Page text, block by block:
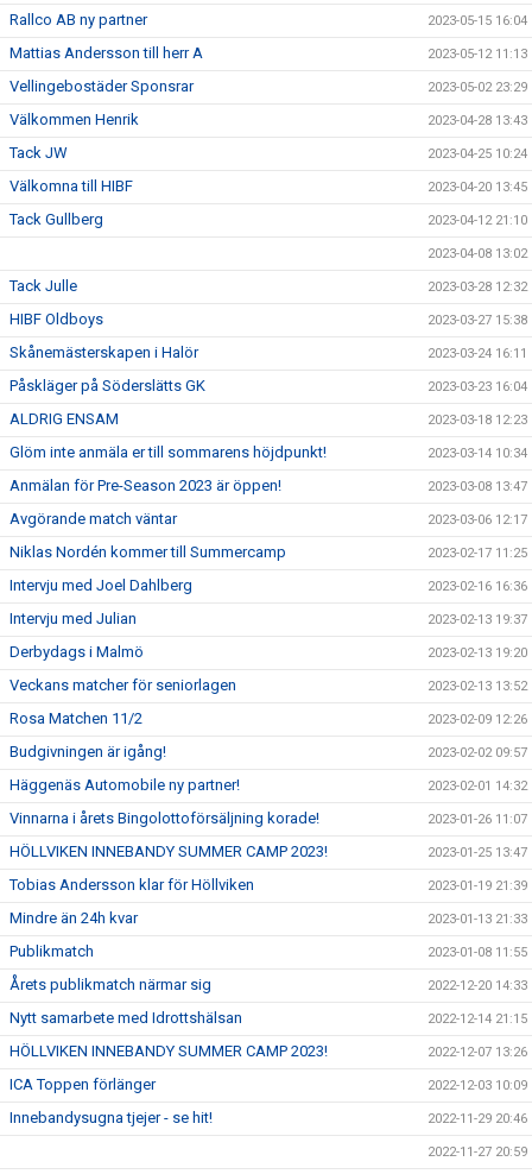
Rallco AB ny partner 2023-05-15 16:04
Mattias Andersson till herr A 2023-05-12 11:13
Vellingebostäder Sponsrar 2023-05-02 23:29
Välkommen Henrik 2023-04-28 13:43
Tack JW 2023-04-25 10:24
Välkomna till HIBF 2023-04-20 13:45
Tack Gullberg 2023-04-12 21:10
2023-04-08 13:02
Tack Julle 2023-03-28 12:32
HIBF Oldboys 2023-03-27 15:38
Skånemästerskapen i Halör 2023-03-24 16:11
Påskläger på Söderslätts GK 2023-03-23 16:04
ALDRIG ENSAM 2023-03-18 12:23
Glöm inte anmäla er till sommarens höjdpunkt! 2023-03-14 10:34
Anmälan för Pre-Season 2023 är öppen! 2023-03-08 13:47
Avgörande match väntar 2023-03-06 12:17
Niklas Nordén kommer till Summercamp 2023-02-17 11:25
Intervju med Joel Dahlberg 2023-02-16 16:36
Intervju med Julian 2023-02-13 19:37
Derbydags i Malmö 2023-02-13 19:20
Veckans matcher för seniorlagen 2023-02-13 13:52
Rosa Matchen 11/2 2023-02-09 12:26
Budgivningen är igång! 2023-02-02 09:57
Häggenäs Automobile ny partner! 2023-02-01 14:32
Vinnarna i årets Bingolottoförsäljning korade! 2023-01-26 11:07
HÖLLVIKEN INNEBANDY SUMMER CAMP 2023! 2023-01-25 13:47
Tobias Andersson klar för Höllviken 2023-01-19 21:39
Mindre än 24h kvar 2023-01-13 21:33
Publikmatch 2023-01-08 11:55
Årets publikmatch närmar sig 2022-12-20 14:33
Nytt samarbete med Idrottshälsan 2022-12-14 21:15
HÖLLVIKEN INNEBANDY SUMMER CAMP 2023! 2022-12-07 13:26
ICA Toppen förlänger 2022-12-03 10:09
Innebandysugna tjejer - se hit! 2022-11-29 20:46
2022-11-27 20:59